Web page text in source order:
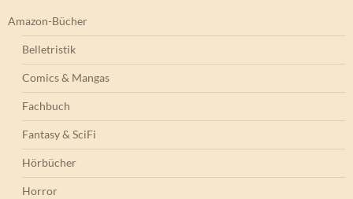
Amazon-Bücher
Belletristik
Comics & Mangas
Fachbuch
Fantasy & SciFi
Hörbücher
Horror